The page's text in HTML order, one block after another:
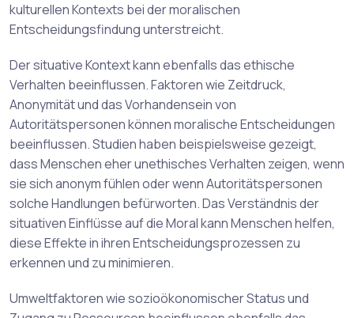
kulturellen Kontexts bei der moralischen
Entscheidungsfindung unterstreicht.
Der situative Kontext kann ebenfalls das ethische
Verhalten beeinflussen. Faktoren wie Zeitdruck,
Anonymität und das Vorhandensein von
Autoritätspersonen können moralische Entscheidungen
beeinflussen. Studien haben beispielsweise gezeigt,
dass Menschen eher unethisches Verhalten zeigen, wenn
sie sich anonym fühlen oder wenn Autoritätspersonen
solche Handlungen befürworten. Das Verständnis der
situativen Einflüsse auf die Moral kann Menschen helfen,
diese Effekte in ihren Entscheidungsprozessen zu
erkennen und zu minimieren.
Umweltfaktoren wie sozioökonomischer Status und